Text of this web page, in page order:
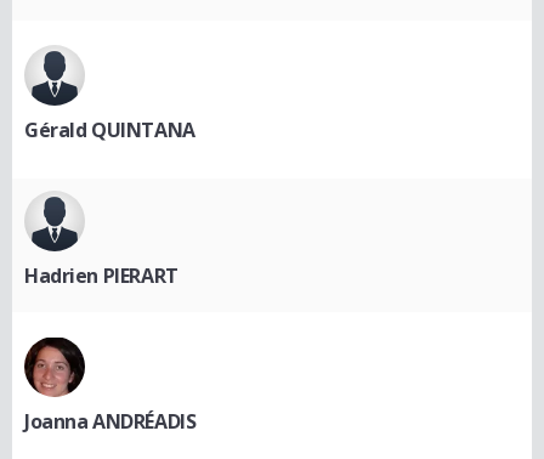
Gérald QUINTANA
Hadrien PIERART
Joanna ANDRÉADIS